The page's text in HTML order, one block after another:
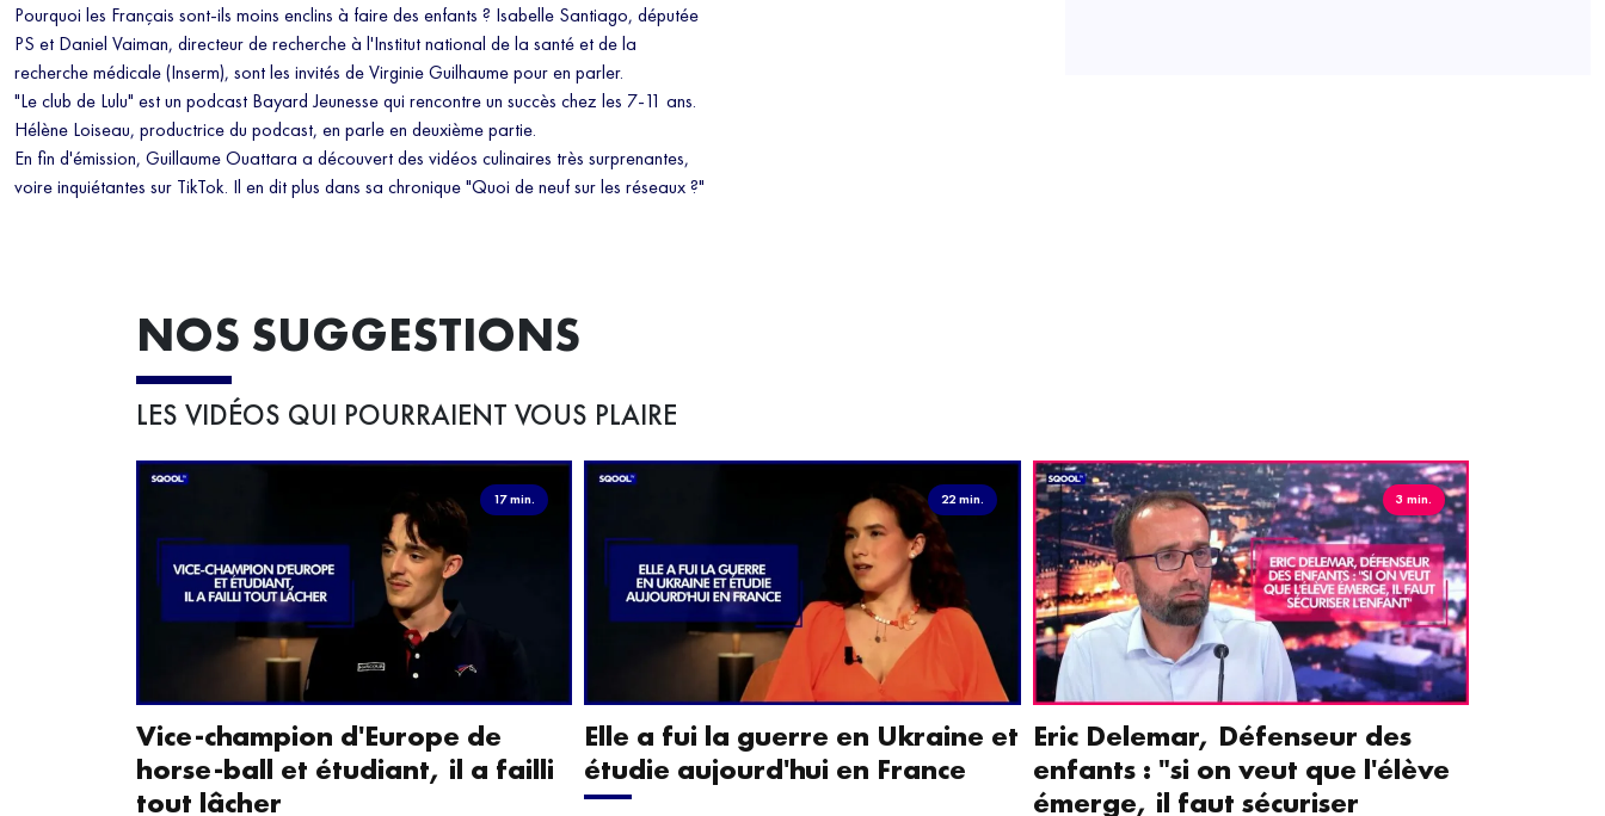
Pourquoi les Français sont-ils moins enclins à faire des enfants ? Isabelle Santiago, députée
PS et Daniel Vaiman, directeur de recherche à l'Institut national de la santé et de la
recherche médicale (Inserm), sont les invités de Virginie Guilhaume pour en parler.
"Le club de Lulu" est un podcast Bayard Jeunesse qui rencontre un succès chez les 7-11 ans.
Hélène Loiseau, productrice du podcast, en parle en deuxième partie.
En fin d'émission, Guillaume Ouattara a découvert des vidéos culinaires très surprenantes,
voire inquiétantes sur TikTok. Il en dit plus dans sa chronique "Quoi de neuf sur les réseaux ?"
NOS SUGGESTIONS
LES VIDÉOS QUI POURRAIENT VOUS PLAIRE
17 min.
Vice-champion d'Europe de
horse-ball et étudiant, il a failli
tout lâcher
22 min.
Elle a fui la guerre en Ukraine et
étudie aujourd'hui en France
3 min.
Eric Delemar, Défenseur des
enfants : "si on veut que l'élève
émerge, il faut sécuriser